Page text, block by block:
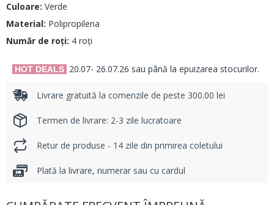
Culoare: Verde
Material: Polipropilena
Număr de roți: 4 roți
Livrare gratuită la comenzile de peste 300.00 lei
Termen de livrare: 2-3 zile lucratoare
Retur de produse - 14 zile din primirea coletului
Plată la livrare, numerar sau cu cardul
HOT DEALS 20.07- 26.07.26 sau până la epuizarea stocurilor.